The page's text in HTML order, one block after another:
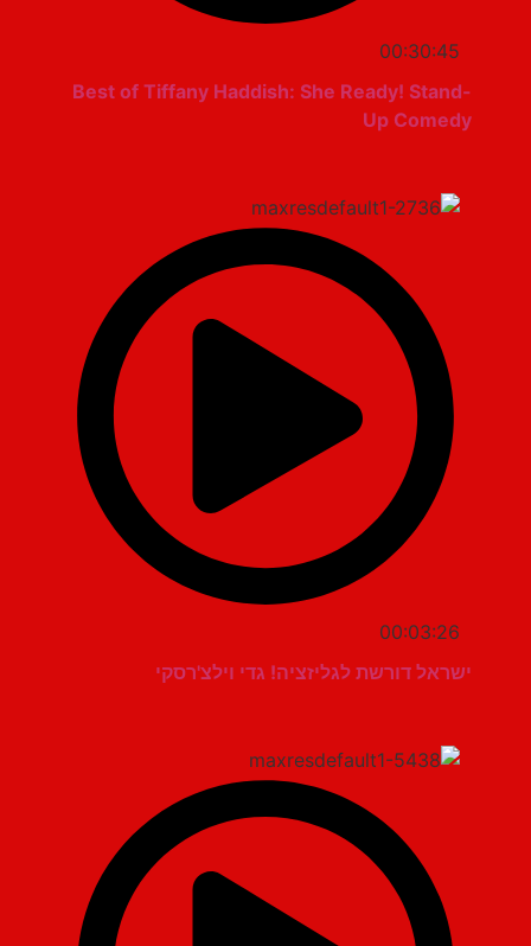
00:30:45
Best of Tiffany Haddish: She Ready! Stand-
Up Comedy
00:03:26
ישראל דורשת לגליזציה! גדי וילצ'רסקי